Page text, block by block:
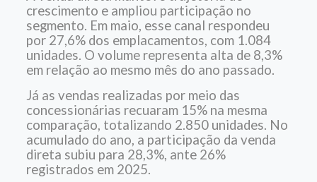
crescimento e ampliou participação no
segmento. Em maio, esse canal respondeu
por 27,6% dos emplacamentos, com 1.084
unidades. O volume representa alta de 8,3%
em relação ao mesmo mês do ano passado.
Já as vendas realizadas por meio das
concessionárias recuaram 15% na mesma
comparação, totalizando 2.850 unidades. No
acumulado do ano, a participação da venda
direta subiu para 28,3%, ante 26%
registrados em 2025.